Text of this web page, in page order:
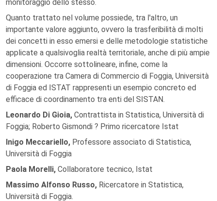
monitoraggio dello stesso.
Quanto trattato nel volume possiede, tra l'altro, un
importante valore aggiunto, ovvero la trasferibilità di molti
dei concetti in esso emersi e delle metodologie statistiche
applicate a qualsivoglia realtà territoriale, anche di più ampie
dimensioni. Occorre sottolineare, infine, come la
cooperazione tra Camera di Commercio di Foggia, Università
di Foggia ed ISTAT rappresenti un esempio concreto ed
efficace di coordinamento tra enti del SISTAN.
Leonardo Di Gioia, Contrattista in Statistica, Università di
Foggia; Roberto Gismondi ? Primo ricercatore Istat
Inigo Meccariello, Professore associato di Statistica,
Università di Foggia
Paola Morelli, Collaboratore tecnico, Istat
Massimo Alfonso Russo, Ricercatore in Statistica,
Università di Foggia.